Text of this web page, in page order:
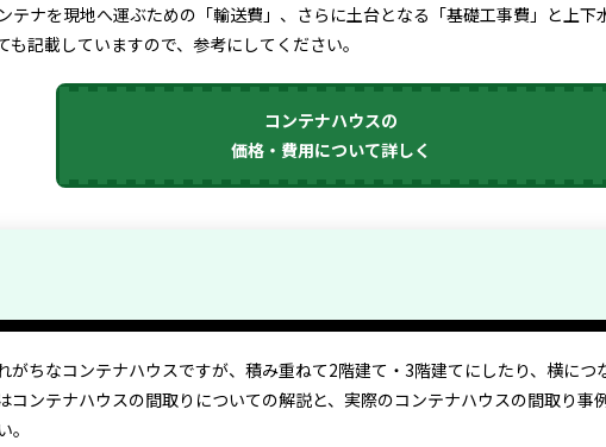
テナを現地へ運ぶための「輸送費」、さらに土台となる「基礎工事費」と上
記載していますので、参考にしてください。
コンテナハウスの
価格・費用について詳しく
がちなコンテナハウスですが、積み重ねて2階建て・3階建てにしたり、横に
コンテナハウスの間取りについての解説と、実際のコンテナハウスの間取り事